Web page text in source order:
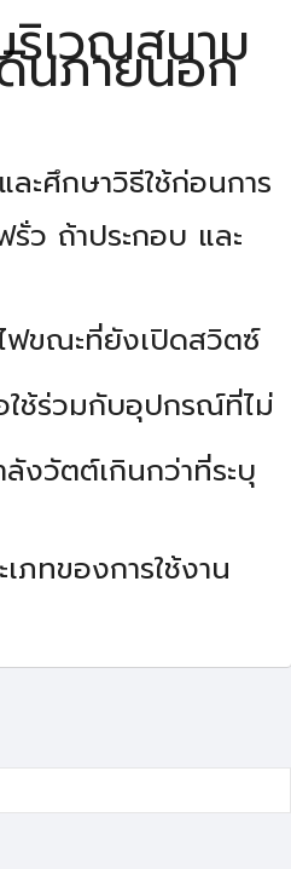
เวณสนาม
นภายนอก
ะศึกษาวิธีใช้ก่อนการ
ว ถ้าประกอบ และ
ฟขณะที่ยังเปิดสวิตซ์
ช้ร่วมกับอุปกรณ์ที่ไม่
งวัตต์เกินกว่าที่ระบุ
ภทของการใช้งาน